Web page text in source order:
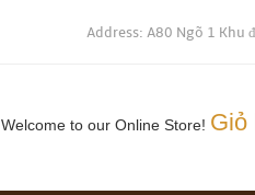
Address: A80 Ngõ 1 Khu
Welcome to our Online Store! Giỏ